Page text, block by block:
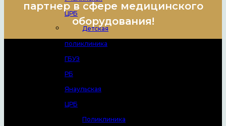
ЦРБ
Детская
поликлиника
ГБУЗ
РБ
Янаульская
ЦРБ
Поликлиника
партнер в сфере медицинского
оборудования!